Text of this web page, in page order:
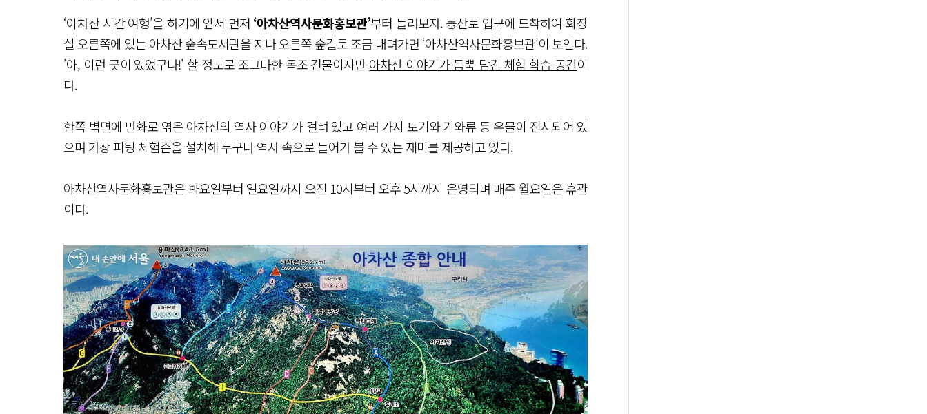
‘아차산 시간 여행’을 하기에 앞서 먼저 ‘아차산역사문화홍보관’부터 들러보자. 등산로 입구에 도착하여 화장
실 오른쪽에 있는 아차산 숲속도서관을 지나 오른쪽 숲길로 조금 내려가면 ‘아차산역사문화홍보관’이 보인다.
'아, 이런 곳이 있었구나!' 할 정도로 조그마한 목조 건물이지만아차산 이야기가 듬뿍 담긴 체험 학습 공간이
다.
한쪽 벽면에 만화로 엮은 아차산의 역사 이야기가 걸려 있고 여러 가지 토기와 기와류 등 유물이 전시되어 있
으며 가상 피팅 체험존을 설치해 누구나 역사 속으로 들어가 볼 수 있는 재미를 제공하고 있다.
아차산역사문화홍보관은 화요일부터 일요일까지 오전 10시부터 오후 5시까지 운영되며 매주 월요일은 휴관
이다.